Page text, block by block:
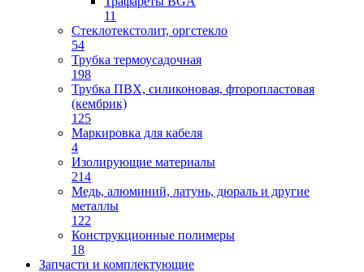
11
Стеклотекстолит, оргстекло
54
Трубка термоусадочная
198
Трубка ПВХ, силиконовая, фторопластовая
(кембрик)
125
Маркировка для кабеля
4
Изолирующие материалы
214
Медь, алюминий, латунь, дюраль и другие
металлы
122
Конструкционные полимеры
18
Запчасти и комплектующие